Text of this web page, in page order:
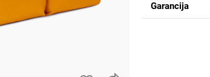
Garancija